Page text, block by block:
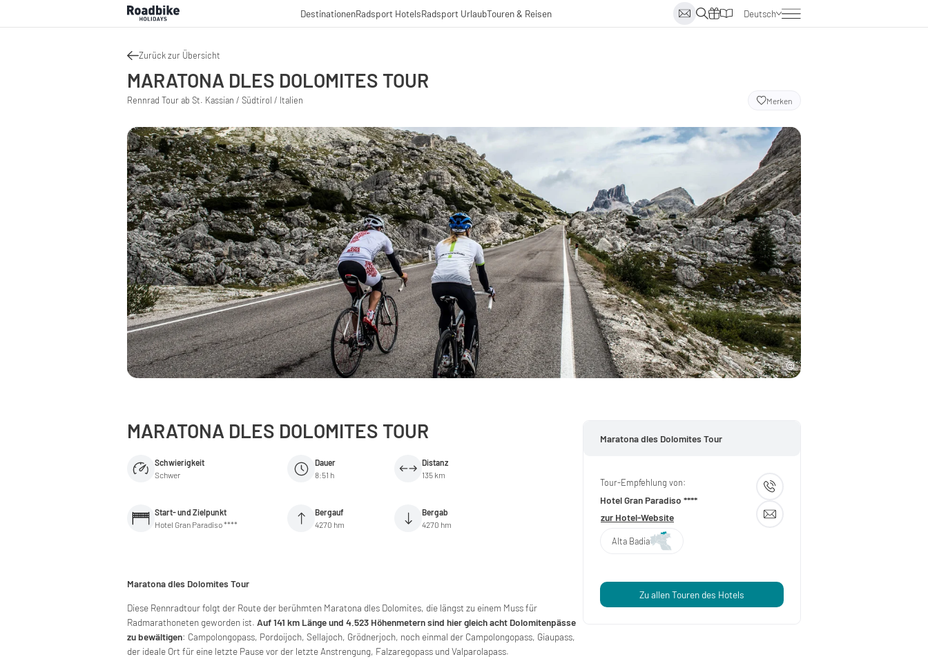
DestinationenRadsport HotelsRadsport UrlaubTouren & Reisen Deutsch
Englisch
Zurück zur Übersicht
MARATONA DLES DOLOMITES TOUR
Rennrad Tour ab St. Kassian / Südtirol / Italien Merken
MARATONA DLES DOLOMITES TOUR
Schwierigkeit
Schwer
Dauer
8:51 h
Distanz
135 km
Start- und Zielpunkt
Hotel Gran Paradiso ****
Bergauf
4270 hm
Bergab
4270 hm
Maratona dles Dolomites Tour
Diese Rennradtour folgt der Route der berühmten Maratona dles Dolomites, die längst zu einem Muss für
Radmarathoneten geworden ist. Auf 141 km Länge und 4.523 Höhenmetern sind hier gleich acht Dolomitenpässe
zu bewältigen: Campolongopass, Pordoijoch, Sellajoch, Grödnerjoch, noch einmal der Campolongopass, Giaupass,
der ideale Ort für eine letzte Pause vor der letzte Anstrengung, Falzaregopass und Valparolapass.
Maratona dles Dolomites Tour
Tour-Empfehlung von:
Hotel Gran Paradiso ****
zur Hotel-Website
Alta Badia
Zu allen Touren des Hotels